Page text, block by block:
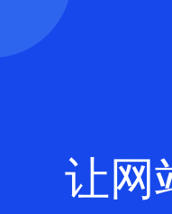
让网